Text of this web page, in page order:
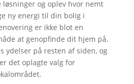
og oplev hvor nemt
ny energi til din bolig i
er ikke blot en
at genopfinde dit hjem på.
ydelser på resten af siden, og
det oplagte valg for